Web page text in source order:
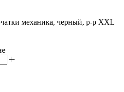
механика, черный, р-р XXL